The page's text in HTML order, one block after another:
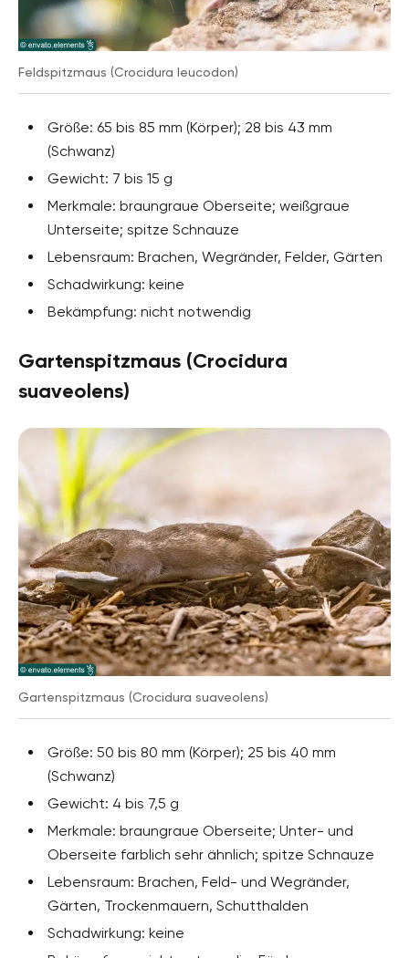
Feldspitzmaus (Crocidura leucodon)
Größe: 65 bis 85 mm (Körper); 28 bis 43 mm
(Schwanz)
Gewicht: 7 bis 15 g
Merkmale: braungraue Oberseite; weißgraue
Unterseite; spitze Schnauze
Lebensraum: Brachen, Wegränder, Felder, Gärten
Schadwirkung: keine
Bekämpfung: nicht notwendig
Gartenspitzmaus (Crocidura
suaveolens)
Gartenspitzmaus (Crocidura suaveolens)
Größe: 50 bis 80 mm (Körper); 25 bis 40 mm
(Schwanz)
Gewicht: 4 bis 7,5 g
Merkmale: braungraue Oberseite; Unter- und
Oberseite farblich sehr ähnlich; spitze Schnauze
Lebensraum: Brachen, Feld- und Wegränder,
Gärten, Trockenmauern, Schutthalden
Schadwirkung: keine